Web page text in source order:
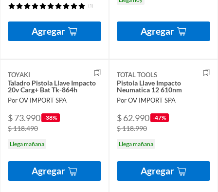
(1)
Agregar Agregar
TOYAKI
Taladro Pistola Llave Impacto
20v Carg+ Bat Tk-864h
Por OV IMPORT SPA
$ 73.990 -38%
$ 118.490
Llega mañana
Agregar
TOTAL TOOLS
Pistola Llave Impacto
Neumatica 12 610nm
Por OV IMPORT SPA
$ 62.990 -47%
$ 118.990
Llega mañana
Agregar